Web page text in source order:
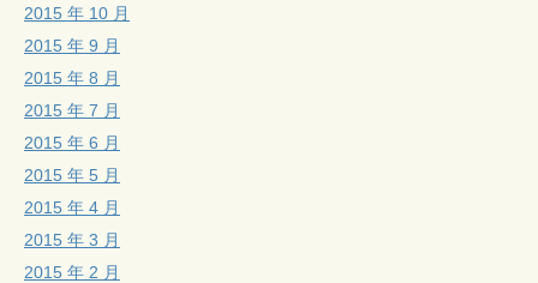
2015 年 10 月
2015 年 9 月
2015 年 8 月
2015 年 7 月
2015 年 6 月
2015 年 5 月
2015 年 4 月
2015 年 3 月
2015 年 2 月